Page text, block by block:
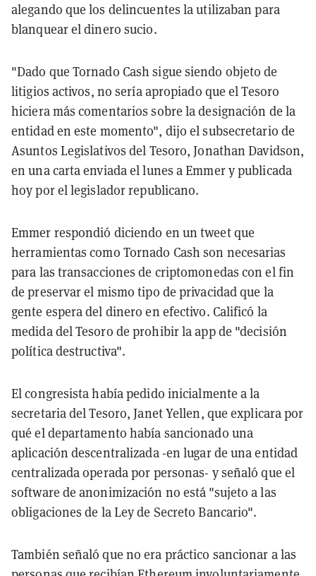
alegando que los delincuentes la utilizaban para
blanquear el dinero sucio.
"Dado que Tornado Cash sigue siendo objeto de
litigios activos, no sería apropiado que el Tesoro
hiciera más comentarios sobre la designación de la
entidad en este momento", dijo el subsecretario de
Asuntos Legislativos del Tesoro, Jonathan Davidson,
en una carta enviada el lunes a Emmer y publicada
hoy por el legislador republicano.
Emmer respondió diciendo en un tweet que
herramientas como Tornado Cash son necesarias
para las transacciones de criptomonedas con el fin
de preservar el mismo tipo de privacidad que la
gente espera del dinero en efectivo. Calificó la
medida del Tesoro de prohibir la app de "decisión
política destructiva".
El congresista había pedido inicialmente a la
secretaria del Tesoro, Janet Yellen, que explicara por
qué el departamento había sancionado una
aplicación descentralizada -en lugar de una entidad
centralizada operada por personas- y señaló que el
software de anonimización no está "sujeto a las
obligaciones de la Ley de Secreto Bancario".
También señaló que no era práctico sancionar a las